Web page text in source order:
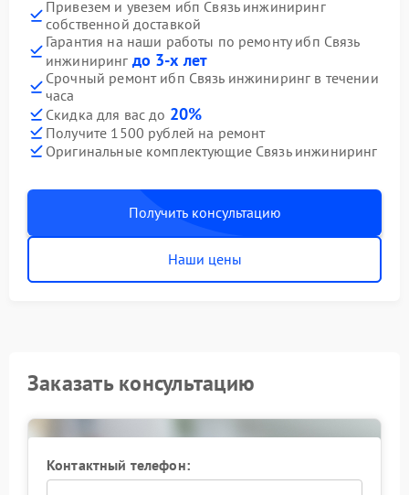
Привезем и увезем ибп Связь инжиниринг
собственной доставкой
Гарантия на наши работы по ремонту ибп Связь
инжиниринг до 3-х лет
Срочный ремонт ибп Связь инжиниринг в течении
часа
Скидка для вас до 20%
Получите 1500 рублей на ремонт
Оригинальные комплектующие Связь инжиниринг
Получить консультацию
Наши цены
Заказать консультацию
Контактный телефон: